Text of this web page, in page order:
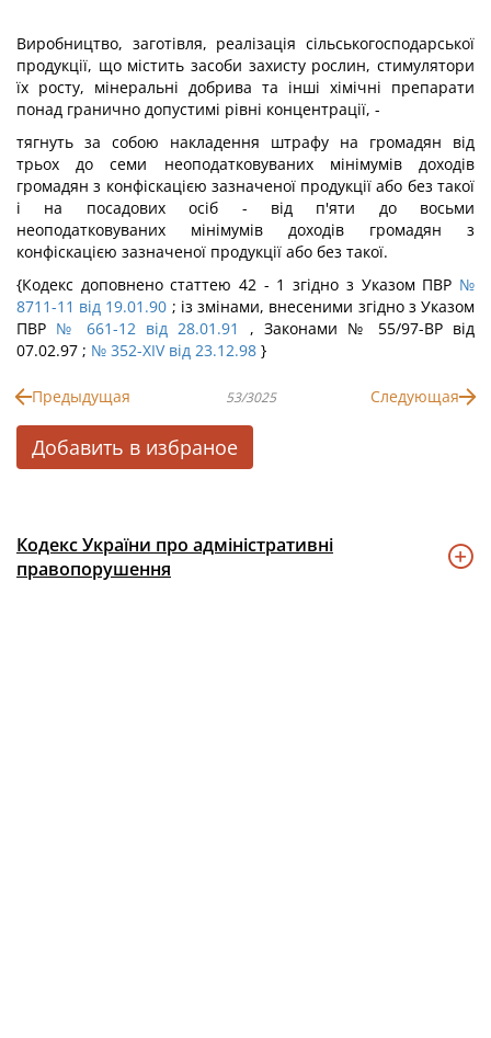
Виробництво, заготівля, реалізація сільськогосподарської
продукції, що містить засоби захисту рослин, стимулятори
їх росту, мінеральні добрива та інші хімічні препарати
понад гранично допустимі рівні концентрації, -
тягнуть за собою накладення штрафу на громадян від
трьох до семи неоподатковуваних мінімумів доходів
громадян з конфіскацією зазначеної продукції або без такої
і на посадових осіб - від п'яти до восьми
неоподатковуваних мінімумів доходів громадян з
конфіскацією зазначеної продукції або без такої.
{Кодекс доповнено статтею 42 - 1 згідно з Указом ПВР №
8711-11 від 19.01.90 ; із змінами, внесеними згідно з Указом
ПВР № 661-12 від 28.01.91
, Законами № 55/97-ВР від
07.02.97 ; № 352-XIV від 23.12.98 }
Предыдущая 53/3025 Следующая
Добавить в избраное
Кодекс України про адміністративні
правопорушення